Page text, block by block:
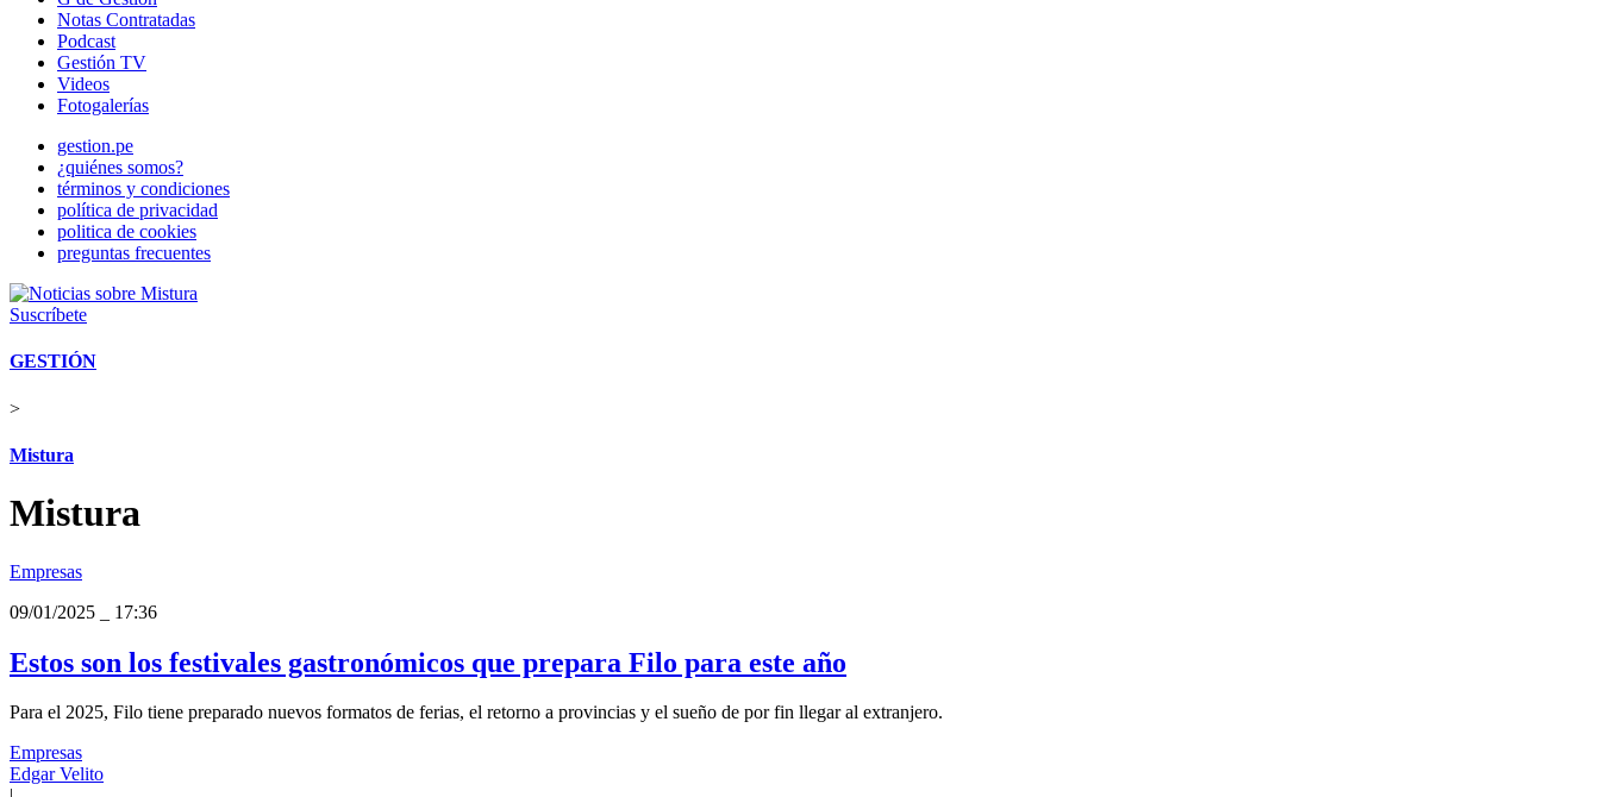
Notas Contratadas
Podcast
Gestión TV
Videos
Fotogalerías
gestion.pe
¿quiénes somos?
términos y condiciones
política de privacidad
politica de cookies
preguntas frecuentes
Suscríbete
GESTIÓN
>
Mistura
Mistura
Empresas
09/01/2025
17:36
Estos son los festivales gastronómicos que prepara Filo para este año
Para el 2025, Filo tiene preparado nuevos formatos de ferias, el retorno a provincias y el sueño de por fin llegar al extranjero.
Empresas
Edgar Velito